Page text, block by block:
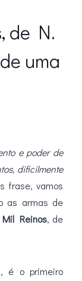
de N.
uma
e poder de
dificilmente
frase, vamos
as armas de
Reinos, de
, é o primeiro